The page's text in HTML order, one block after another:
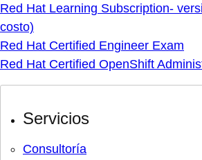
Red Hat Learning Subscription-
costo)
Red Hat Certified Engineer Exam
Red Hat Certified OpenShift
Servicios
Consultoría